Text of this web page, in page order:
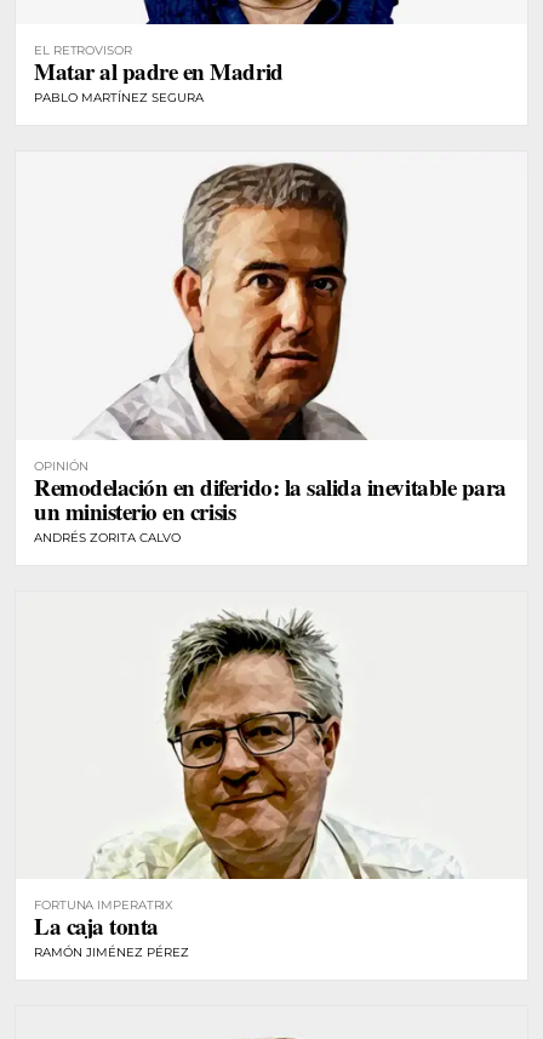
EL RETROVISOR
Matar al padre en Madrid
PABLO MARTÍNEZ SEGURA
OPINIÓN
Remodelación en diferido: la salida inevitable para
un ministerio en crisis
ANDRÉS ZORITA CALVO
FORTUNA IMPERATRIX
La caja tonta
RAMÓN JIMÉNEZ PÉREZ